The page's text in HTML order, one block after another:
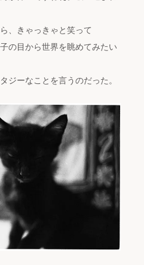
、きゃっきゃと笑って
の目から世界を眺めてみたい
ジーなことを言うのだった。